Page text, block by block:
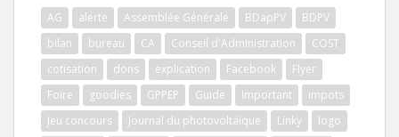
AG alerte Assemblée Générale BDapPV
BDPV
bilan
bureau CA Conseil d'Administration
COST
cotisation
dons explication Facebook
Flyer
Foire
goodies GPPEP Guide Important
impots
Jeu concours
Journal du photovoltaïque Linky
logo